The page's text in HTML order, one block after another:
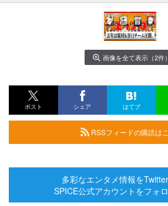
画像を全て表示（2件）
ポスト シェア はてブ
RSSフィードの購読は
多彩なエンタメ情報を
SPICE公式アカウントをフォ